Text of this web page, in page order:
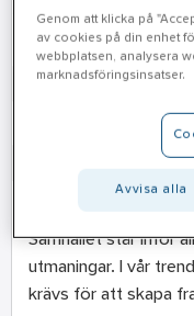
Samhället står inför
utmaningar. I vår
krävs för att skapa
Genom att klicka på
av cookies på din enhet
webbplatsen, analysera
marknadsföringsinsatser.
Avvisa alla